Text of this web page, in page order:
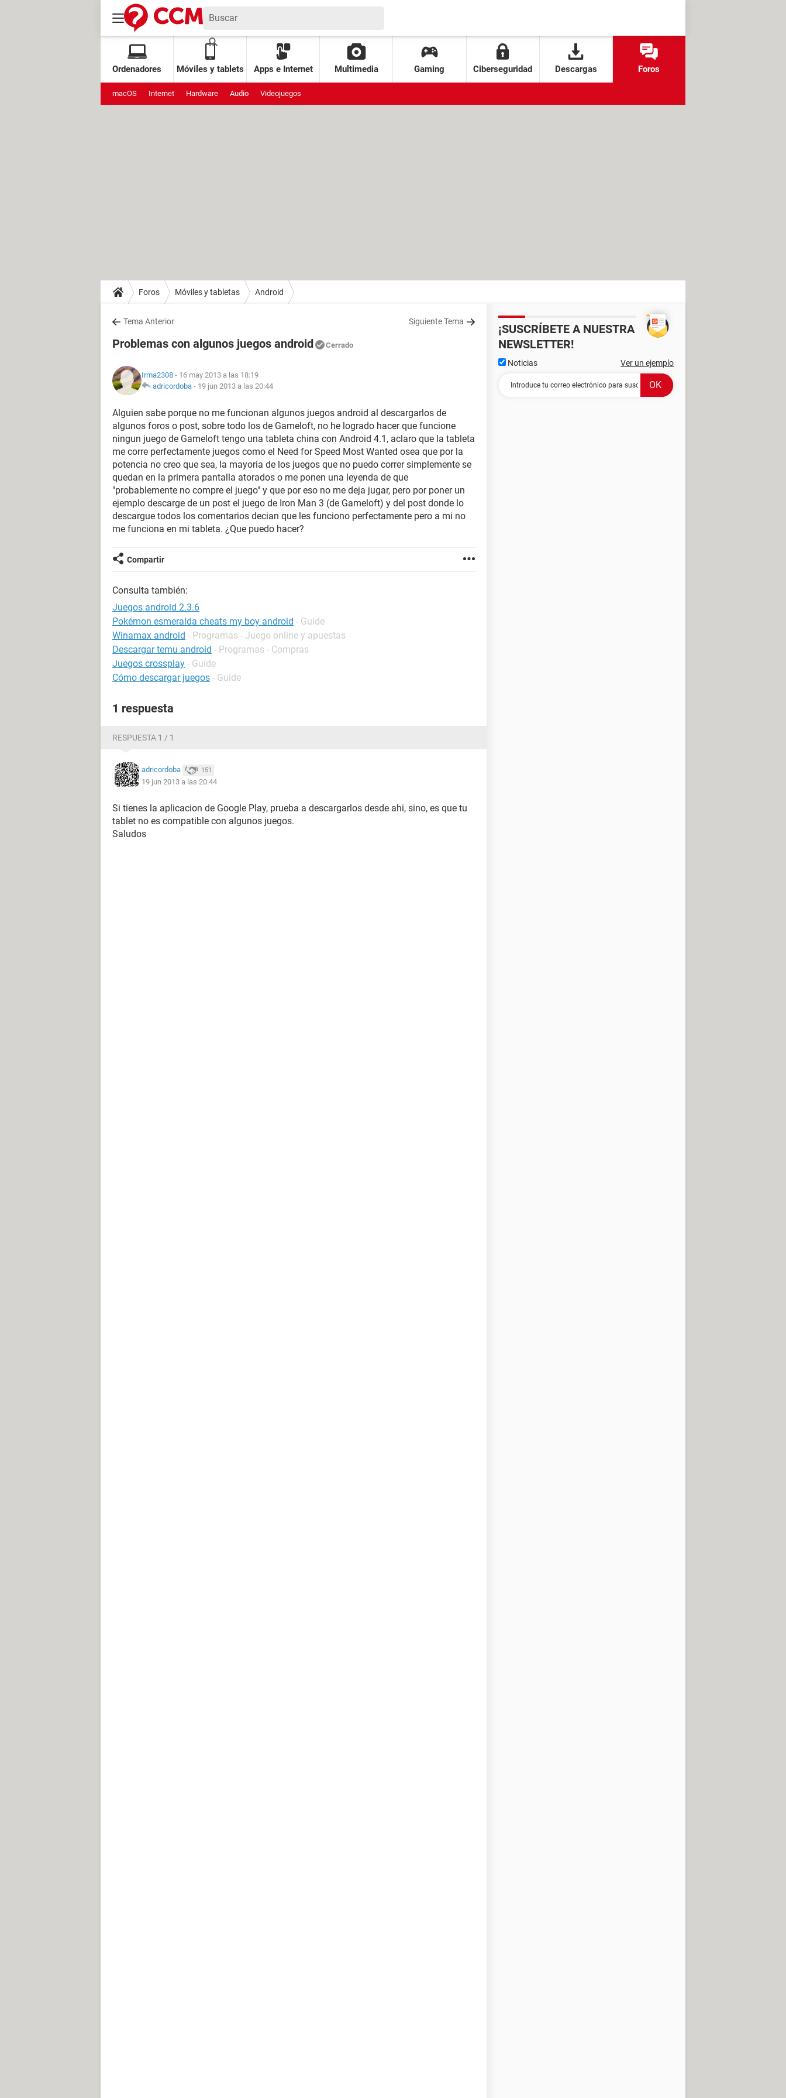
Ordenadores Móviles y tablets Apps e Internet Multimedia Gaming Ciberseguridad Descargas Foros
macOS Internet Hardware Audio Videojuegos
Foros Móviles y tabletas Android
Tema Anterior Siguiente Tema
Problemas con algunos juegos android Cerrado
Irma2308 - 16 may 2013 a las 18:19
adricordoba - 19 jun 2013 a las 20:44
Alguien sabe porque no me funcionan algunos juegos android al descargarlos de
algunos foros o post, sobre todo los de Gameloft, no he logrado hacer que funcione
ningun juego de Gameloft tengo una tableta china con Android 4.1, aclaro que la tableta
me corre perfectamente juegos como el Need for Speed Most Wanted osea que por la
potencia no creo que sea, la mayoria de los juegos que no puedo correr simplemente se
quedan en la primera pantalla atorados o me ponen una leyenda de que
"probablemente no compre el juego" y que por eso no me deja jugar, pero por poner un
ejemplo descarge de un post el juego de Iron Man 3 (de Gameloft) y del post donde lo
descargue todos los comentarios decian que les funciono perfectamente pero a mi no
me funciona en mi tableta. ¿Que puedo hacer?
Compartir
Consulta también:
Juegos android 2.3.6
Pokémon esmeralda cheats my boy android - Guide
Winamax android - Programas - Juego online y apuestas
Descargar temu android - Programas - Compras
Juegos crossplay - Guide
Cómo descargar juegos - Guide
1 respuesta
RESPUESTA 1 / 1
adricordoba 151
19 jun 2013 a las 20:44
Si tienes la aplicacion de Google Play, prueba a descargarlos desde ahi, sino, es que tu
tablet no es compatible con algunos juegos.
Saludos
¡SUSCRÍBETE A NUESTRA
NEWSLETTER!
Noticias Ver un ejemplo